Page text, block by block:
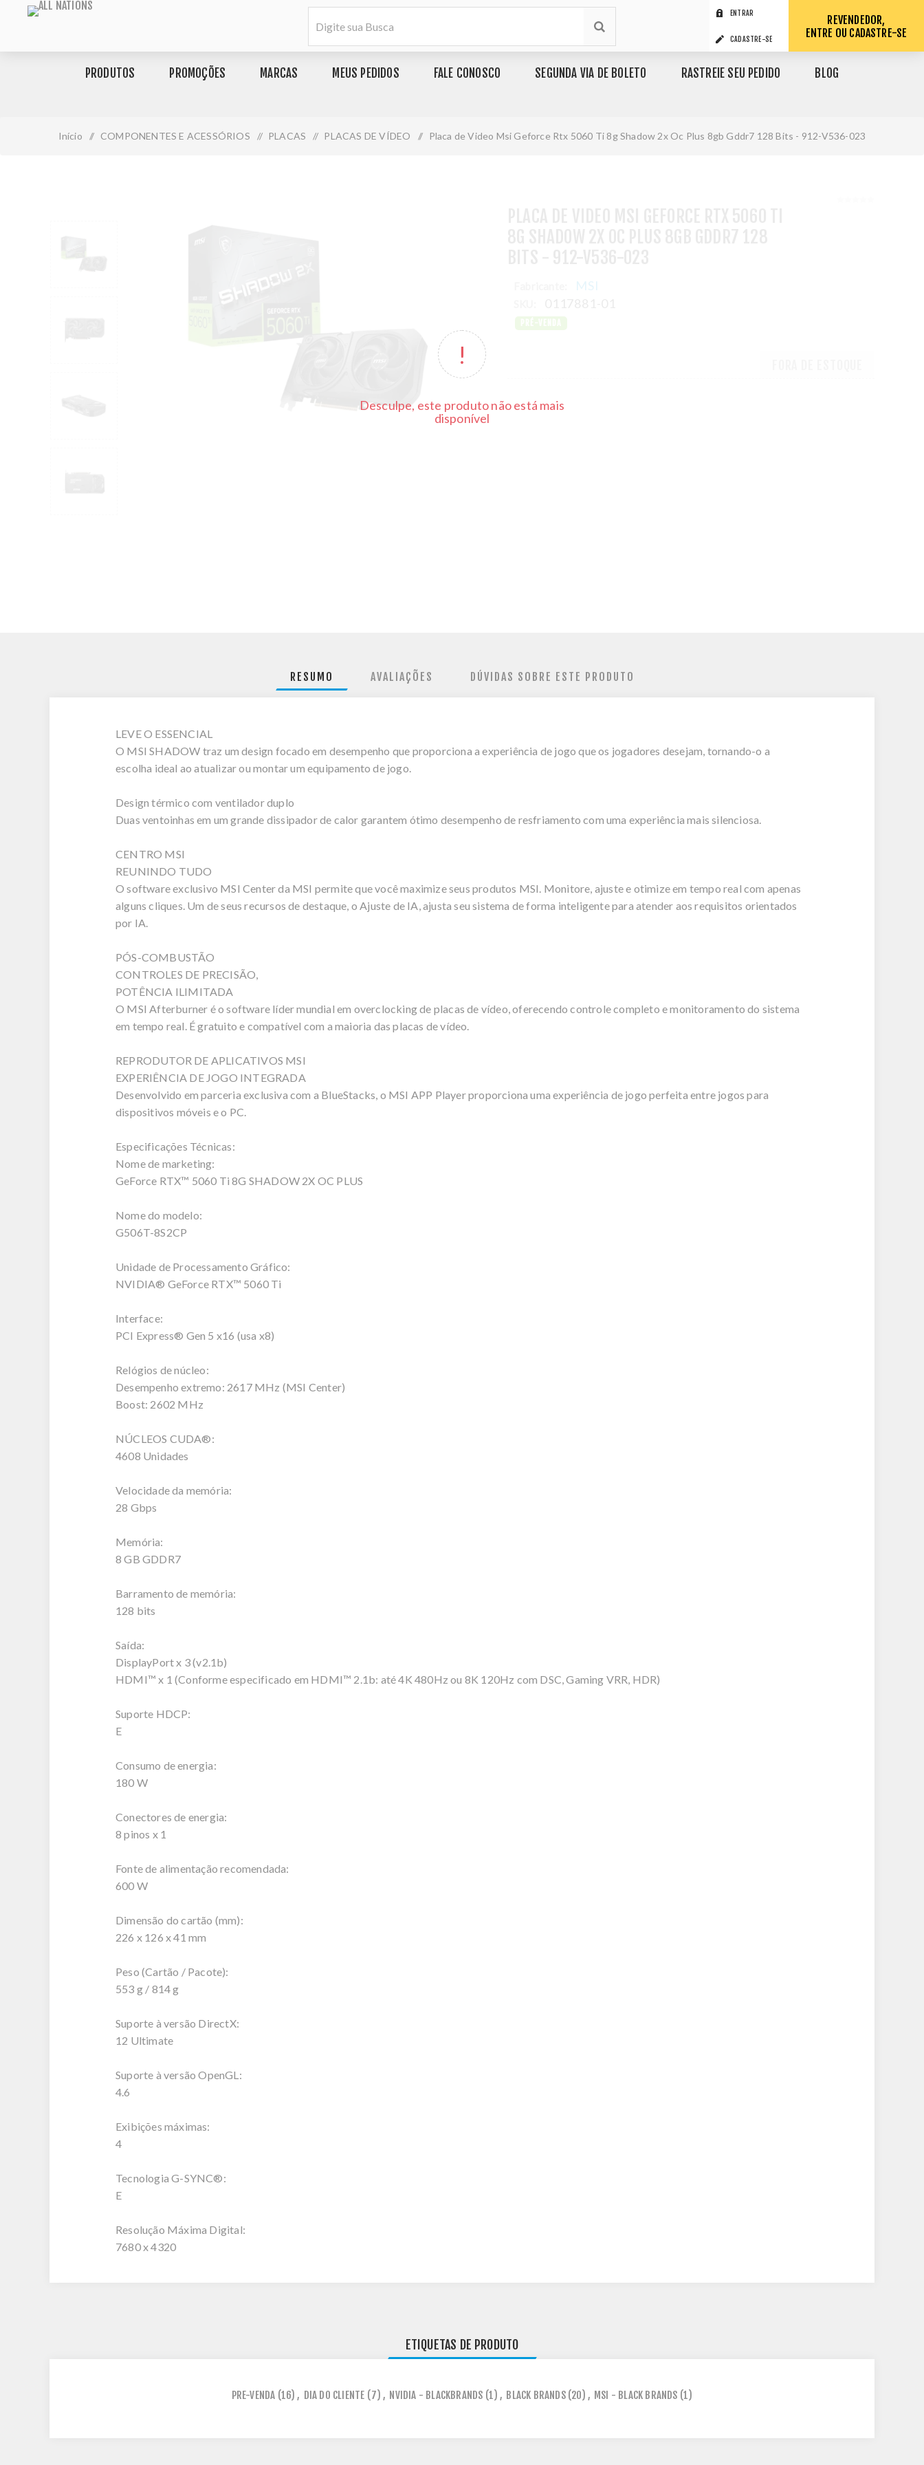
ENTRAR
CADASTRE-SE
REVENDEDOR,
ENTRE OU CADASTRE-SE
PRODUTOS PROMOÇÕES MARCAS MEUS PEDIDOS FALE CONOSCO SEGUNDA VIA DE BOLETO RASTREIE SEU PEDIDO BLOG
Início / COMPONENTES E ACESSÓRIOS / PLACAS / PLACAS DE VÍDEO / Placa de Video Msi Geforce Rtx 5060 Ti 8g Shadow 2x Oc Plus 8gb Gddr7 128 Bits - 912-V536-023
Desculpe, este produto não está mais
disponível
MSI
PRÉ-VENDA
RESUMO AVALIAÇÕES DÚVIDAS SOBRE ESTE PRODUTO
LEVE O ESSENCIAL
O MSI SHADOW traz um design focado em desempenho que proporciona a experiência de jogo que os jogadores desejam, tornando-o a
escolha ideal ao atualizar ou montar um equipamento de jogo.
Design térmico com ventilador duplo
Duas ventoinhas em um grande dissipador de calor garantem ótimo desempenho de resfriamento com uma experiência mais silenciosa.
CENTRO MSI
REUNINDO TUDO
O software exclusivo MSI Center da MSI permite que você maximize seus produtos MSI. Monitore, ajuste e otimize em tempo real com apenas
alguns cliques. Um de seus recursos de destaque, o Ajuste de IA, ajusta seu sistema de forma inteligente para atender aos requisitos orientados
por IA.
PÓS-COMBUSTÃO
CONTROLES DE PRECISÃO,
POTÊNCIA ILIMITADA
O MSI Afterburner é o software líder mundial em overclocking de placas de vídeo, oferecendo controle completo e monitoramento do sistema
em tempo real. É gratuito e compatível com a maioria das placas de vídeo.
REPRODUTOR DE APLICATIVOS MSI
EXPERIÊNCIA DE JOGO INTEGRADA
Desenvolvido em parceria exclusiva com a BlueStacks, o MSI APP Player proporciona uma experiência de jogo perfeita entre jogos para
dispositivos móveis e o PC.
Especificações Técnicas:
Nome de marketing:
GeForce RTX™ 5060 Ti 8G SHADOW 2X OC PLUS
Nome do modelo:
G506T-8S2CP
Unidade de Processamento Gráfico:
NVIDIA® GeForce RTX™ 5060 Ti
Interface:
PCI Express® Gen 5 x16 (usa x8)
Relógios de núcleo:
Desempenho extremo: 2617 MHz (MSI Center)
Boost: 2602 MHz
NÚCLEOS CUDA®:
4608 Unidades
Velocidade da memória:
28 Gbps
Memória:
8 GB GDDR7
Barramento de memória:
128 bits
Saída:
DisplayPort x 3 (v2.1b)
HDMI™ x 1 (Conforme especificado em HDMI™ 2.1b: até 4K 480Hz ou 8K 120Hz com DSC, Gaming VRR, HDR)
Suporte HDCP:
E
Consumo de energia:
180 W
Conectores de energia:
8 pinos x 1
Fonte de alimentação recomendada:
600 W
Dimensão do cartão (mm):
226 x 126 x 41 mm
Peso (Cartão / Pacote):
553 g / 814 g
Suporte à versão DirectX:
12 Ultimate
Suporte à versão OpenGL:
4.6
Exibições máximas:
4
Tecnologia G-SYNC®:
E
Resolução Máxima Digital:
7680 x 4320
ETIQUETAS DE PRODUTO
PRE-VENDA (16) , DIA DO CLIENTE (7) , NVIDIA - BLACKBRANDS (1) , BLACK BRANDS (20) , MSI - BLACK BRANDS (1)